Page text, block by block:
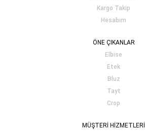
Kargo Takip
Hesabım
ÖNE ÇIKANLAR
Elbise
Etek
Bluz
Tayt
Crop
MÜŞTERİ HİZMETLERİ